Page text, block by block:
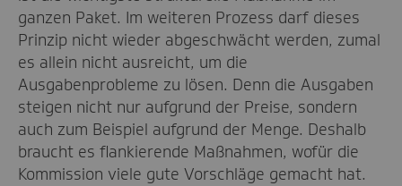
ganzen Paket. Im weiteren Prozess darf dieses
Prinzip nicht wieder abgeschwächt werden, zumal
es allein nicht ausreicht, um die
Ausgabenprobleme zu lösen. Denn die Ausgaben
steigen nicht nur aufgrund der Preise, sondern
auch zum Beispiel aufgrund der Menge. Deshalb
braucht es flankierende Maßnahmen, wofür die
Kommission viele gute Vorschläge gemacht hat.